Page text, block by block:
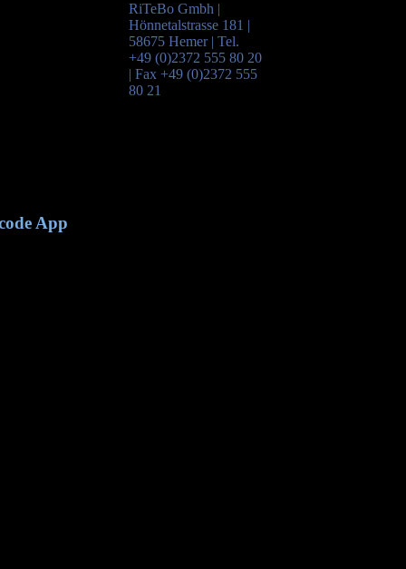
App
RiTeBo Gmbh |
Hönnetalstrasse 181 |
58675 Hemer | Tel.
+49 (0)2372 555 80 20
| Fax +49 (0)2372 555
80 21